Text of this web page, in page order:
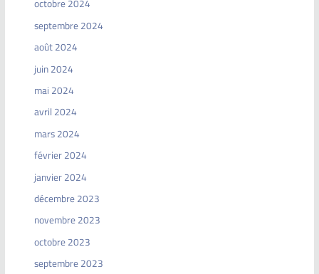
octobre 2024
septembre 2024
août 2024
juin 2024
mai 2024
avril 2024
mars 2024
février 2024
janvier 2024
décembre 2023
novembre 2023
octobre 2023
septembre 2023